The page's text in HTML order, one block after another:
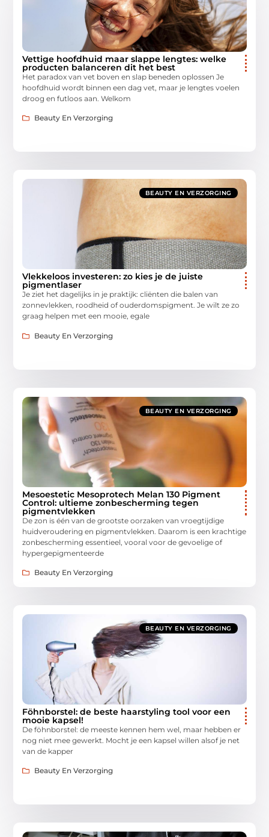
Vettige hoofdhuid maar slappe lengtes: welke
producten balanceren dit het best
Het paradox van vet boven en slap beneden oplossen Je
hoofdhuid wordt binnen een dag vet, maar je lengtes voelen
droog en futloos aan. Welkom
Beauty En Verzorging
BEAUTY EN VERZORGING
Vlekkeloos investeren: zo kies je de juiste
pigmentlaser
Je ziet het dagelijks in je praktijk: cliënten die balen van
zonnevlekken, roodheid of ouderdomspigment. Je wilt ze zo
graag helpen met een mooie, egale
Beauty En Verzorging
BEAUTY EN VERZORGING
Mesoestetic Mesoprotech Melan 130 Pigment
Control: ultieme zonbescherming tegen
pigmentvlekken
De zon is één van de grootste oorzaken van vroegtijdige
huidveroudering en pigmentvlekken. Daarom is een krachtige
zonbescherming essentieel, vooral voor de gevoelige of
hypergepigmenteerde
Beauty En Verzorging
BEAUTY EN VERZORGING
Föhnborstel: de beste haarstyling tool voor een
mooie kapsel!
De föhnborstel: de meeste kennen hem wel, maar hebben er
nog niet mee gewerkt. Mocht je een kapsel willen alsof je net
van de kapper
Beauty En Verzorging